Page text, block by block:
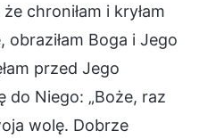
chroniłam i kryłam
Boga i Jego
przed Jego
do Niego: „Boże, raz
wolę. Dobrze